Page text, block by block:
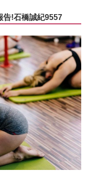
告!石橋誠紀9557